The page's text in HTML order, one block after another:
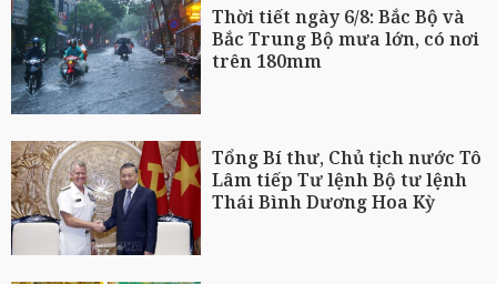
Thời tiết ngày 6/8: Bắc Bộ và
Bắc Trung Bộ mưa lớn, có nơi
trên 180mm
Tổng Bí thư, Chủ tịch nước Tô
Lâm tiếp Tư lệnh Bộ tư lệnh
Thái Bình Dương Hoa Kỳ